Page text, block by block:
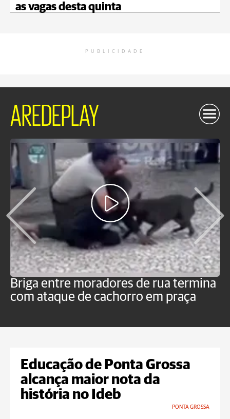
as vagas desta quinta
PUBLICIDADE
AREDEPLAY
Briga entre moradores de rua termina
com ataque de cachorro em praça
Educação de Ponta Grossa
alcança maior nota da
história no Ideb
PONTA GROSSA